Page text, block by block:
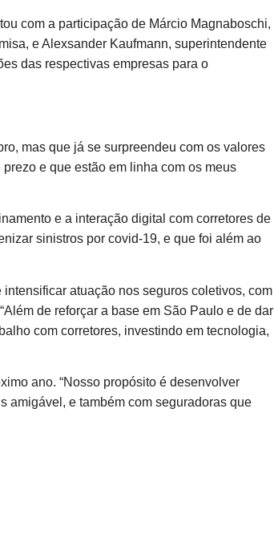
com a participação de Márcio Magnaboschi,
e Alexsander Kaufmann, superintendente
das respectivas empresas para o
mas que já se surpreendeu com os valores
e que estão em linha com os meus
e a interação digital com corretores de
sinistros por covid-19, e que foi além ao
atuação nos seguros coletivos, com
de reforçar a base em São Paulo e de dar
com corretores, investindo em tecnologia,
ano. “Nosso propósito é desenvolver
amigável, e também com seguradoras que